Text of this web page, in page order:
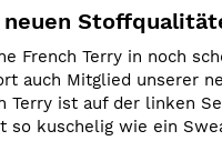
neuen
French Terry in noch
auch Mitglied unserer
Terry ist auf der linken
so kuschelig wie ein